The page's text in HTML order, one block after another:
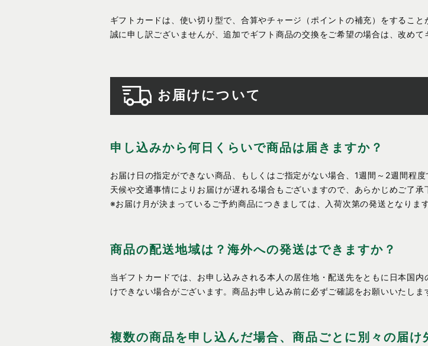
ギフトカードは、使い切り型で、合算やチャージ（ポイントの補充）をすること
誠に申し訳ございませんが、追加でギフト商品の交換をご希望の場合は、改めて
お届けについて
申し込みから何日くらいで商品は届きますか？
お届け日の指定ができない商品、もしくはご指定がない場合、1週間～2週間程
天候や交通事情によりお届けが遅れる場合もございますので、あらかじめご了承
※お届け月が決まっているご予約商品につきましては、入荷次第の発送となります
商品の配送地域は？海外への発送はできますか？
当ギフトカードでは、お申し込みされる本人の居住地・配送先をともに日本国
けできない場合がございます。商品お申し込み前に必ずご確認をお願いいたしま
複数の商品を申し込んだ場合、商品ごとに別々の届け